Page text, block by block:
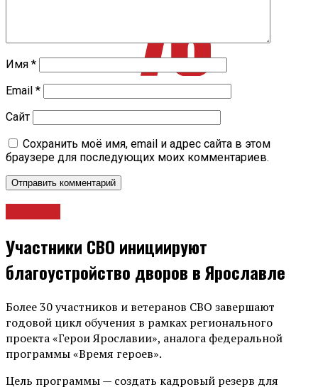
Имя *
Email *
Сайт
Сохранить моё имя, email и адрес сайта в этом
браузере для последующих моих комментариев.
Участники СВО инициируют
благоустройство дворов в Ярославле
Более 30 участников и ветеранов СВО завершают
годовой цикл обучения в рамках регионального
проекта «Герои Ярославии», аналога федеральной
программы «Время героев».
Цель программы — создать кадровый резерв для